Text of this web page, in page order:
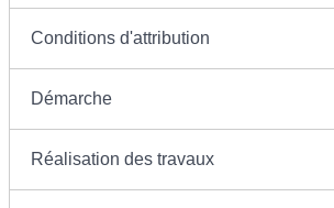
Conditions d'attribution
Démarche
Réalisation des travaux